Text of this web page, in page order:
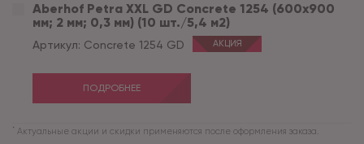
Aberhof Petra XXL GD Concrete 1254 (600x900
мм; 2 мм; 0,3 мм) (10 шт./5,4 м2)
Артикул: Concrete 1254 GD АКЦИЯ
ПОДРОБНЕЕ
* Актуальные акции и скидки применяются после оформления заказа.